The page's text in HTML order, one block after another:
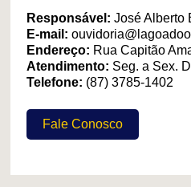
Responsável: José Alberto
E-mail:
Endereço: Rua Capitão
Atendimento: Seg. a Sex.
Telefone: (87) 3785-1402
Fale Conosco